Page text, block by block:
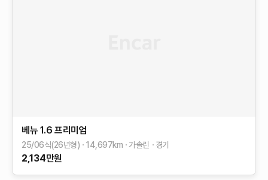
베뉴 1.6 프리미엄
25/06식(26년형) 14,697km 가솔린 경기
2,134만원